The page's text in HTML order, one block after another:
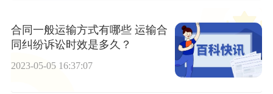
合同一般运输方式有哪些 运输合
同纠纷诉讼时效是多久？
2023-05-05 16:37:07